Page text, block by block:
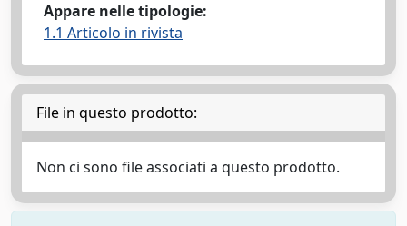
Appare nelle tipologie:
1.1 Articolo in rivista
File in questo prodotto:
Non ci sono file associati a questo prodotto.